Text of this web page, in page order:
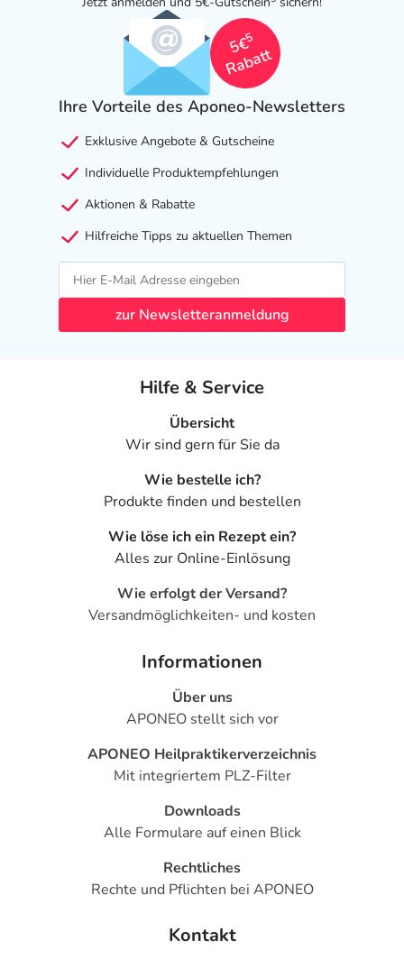
Cellulosepulver, Maisstärke, Carboxymethylstärke-
Natrium (Typ A) (Ph. Eur.), Natriumdodecylsulfat,
Saccharose, Povidon K25, Eisenoxide und -hydroxide (E
Adresse des Anbieters/Herstellers
betapharm Arzneimittel GmbH
Kobelweg 95
86156 Augsburg
PDF des Beipackzettelskönnen Sie sich oben
5€
5
Rabatt
Ihre Vorteile des Aponeo-Newsletters
Exklusive Angebote & Gutscheine
Individuelle Produktempfehlungen
Aktionen & Rabatte
Hilfreiche Tipps zu aktuellen Themen
zur Newsletteranmeldung
Hilfe & Service
Übersicht
Wir sind gern für Sie da
Wie bestelle ich?
Produkte finden und bestellen
Wie löse ich ein Rezept ein?
Alles zur Online-Einlösung
Wie erfolgt der Versand?
Versandmöglichkeiten- und kosten
Informationen
Über uns
APONEO stellt sich vor
APONEO Heilpraktikerverzeichnis
Mit integriertem PLZ-Filter
Downloads
Alle Formulare auf einen Blick
Rechtliches
Rechte und Pflichten bei APONEO
Kontakt